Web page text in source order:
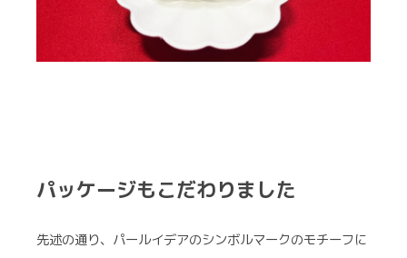
パッケージもこだわりました
先述の通り、パールイデアのシンボルマークのモチーフに